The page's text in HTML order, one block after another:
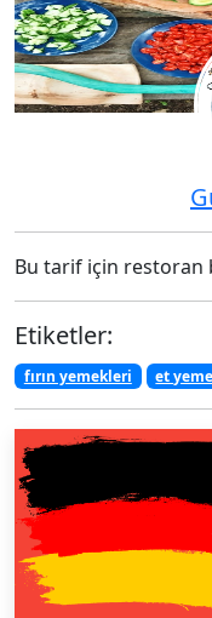
Bu tarif için restoran
Etiketler:
fırın yemekleri et